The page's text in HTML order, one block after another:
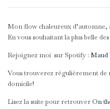
Mon flow chaleureux
En vous souhaitant la plus belle
Rejoignez moi sur Spotify : Maud
Vous trouverez régulièrement de
domicile!
Lisez la suite pour retrouver On